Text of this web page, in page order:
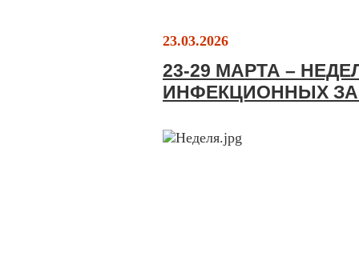
23.03.2026
23-29 МАРТА –
ИНФЕКЦИОННЫХ